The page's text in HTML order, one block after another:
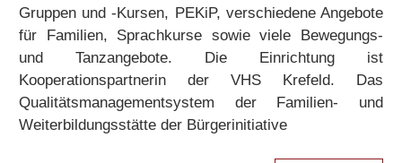
Gruppen und -Kursen, PEKiP, verschiedene Angebote
für Familien, Sprachkurse sowie viele Bewegungs-
und Tanzangebote. Die Einrichtung ist
Kooperationspartnerin der VHS Krefeld. Das
Qualitätsmanagementsystem der Familien- und
Weiterbildungsstätte der Bürgerinitiative